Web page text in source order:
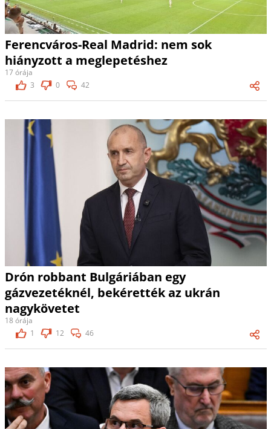
Ferencváros-Real Madrid: nem sok
hiányzott a meglepetéshez
17 órája
3
0 42
Drón robbant Bulgáriában egy
gázvezetéknél, bekérették az ukrán
nagykövetet
18 órája
1
12 46